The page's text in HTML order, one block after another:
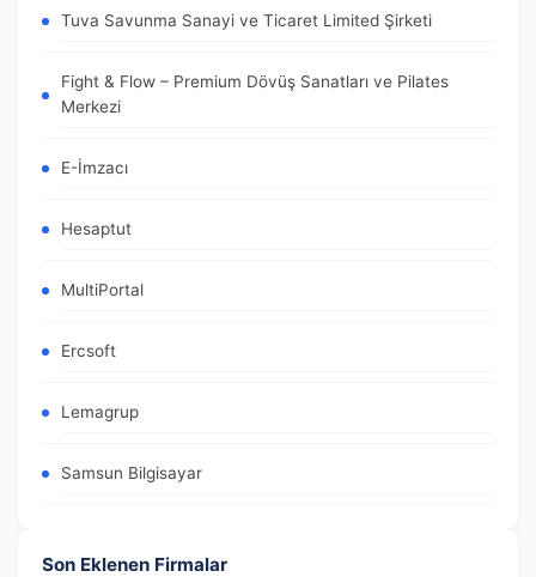
Tuva Savunma Sanayi ve Ticaret Limited Şirketi
Fight & Flow – Premium Dövüş Sanatları ve Pilates
Merkezi
E-İmzacı
Hesaptut
MultiPortal
Ercsoft
Lemagrup
Samsun Bilgisayar
Son Eklenen Firmalar